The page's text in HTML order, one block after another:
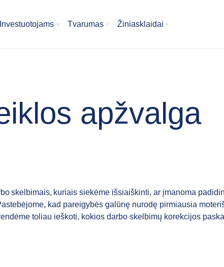
Investuotojams Tvarumas Žiniasklaidai
apžvalga
skelbimais, kuriais siekėme išsiaiškinti, ar įmanoma
kad pareigybės galūnę nurodę pirmiausia
toliau ieškoti, kokios darbo skelbimų korekcijos